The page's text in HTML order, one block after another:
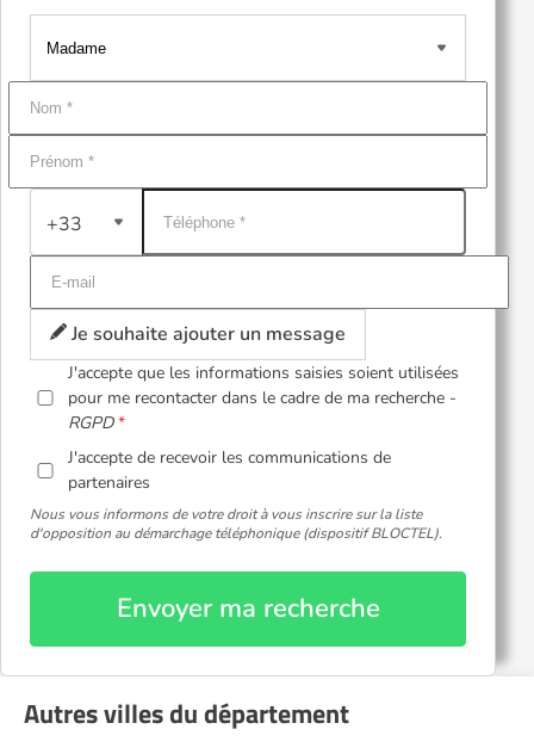
+33
Je souhaite ajouter un message
J'accepte que les informations saisies soient utilisées
pour me recontacter dans le cadre de ma recherche -
RGPD
J'accepte de recevoir les communications de
partenaires
Nous vous informons de votre droit à vous inscrire sur la liste
d'opposition au démarchage téléphonique (dispositif BLOCTEL).
Envoyer ma recherche
Autres villes du département